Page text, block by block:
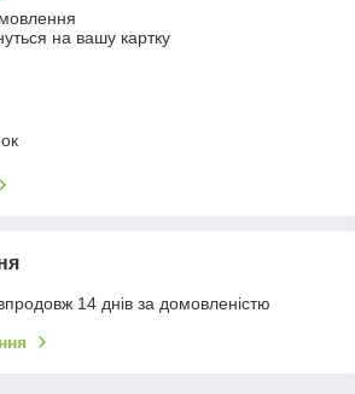
на вашу картку
14 днів за домовленістю